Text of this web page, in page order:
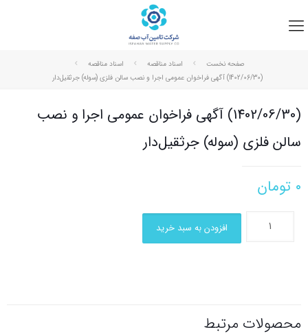
صفحه نخست اسناد مناقصه
اسناد مناقصه
(1402/06/30) آگهی فراخوان عمومی اجرا و نصب سالن فلزی (سوله) جرثقیل‌دار
(1402/06/30) آگهی فراخوان عمومی اجرا و نصب
سالن فلزی (سوله) جرثقیل‌دار
۰ تومان
افزودن به سبد خرید
محصولات مرتبط